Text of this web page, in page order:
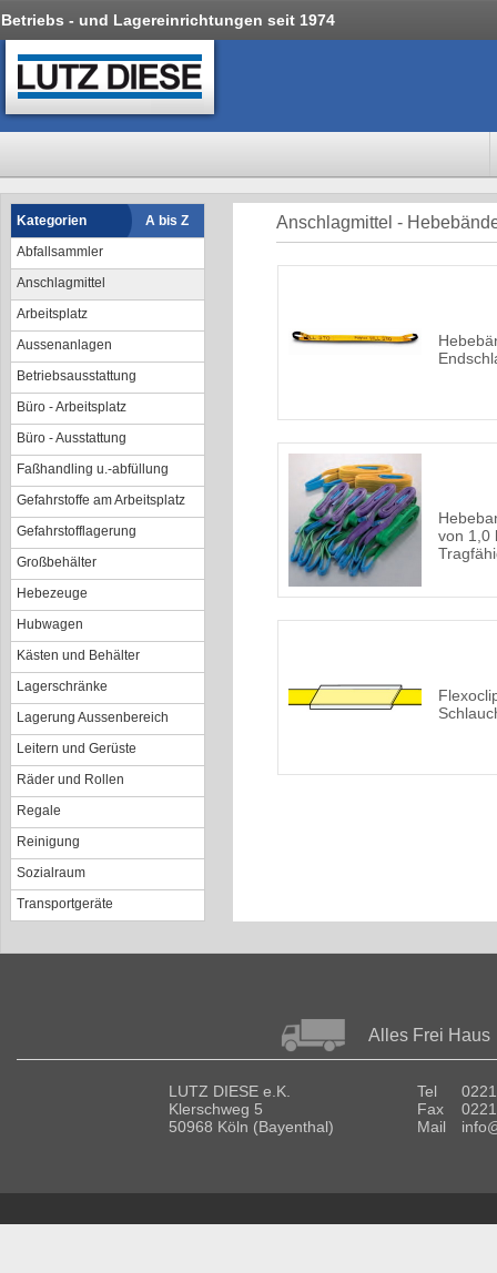
Betriebs - und Lagereinrichtungen seit 1974
Kategorien
A bis Z
Abfallsammler
Anschlagmittel
Arbeitsplatz
Aussenanlagen
Betriebsausstattung
Büro - Arbeitsplatz
Büro - Ausstattung
Faßhandling u.-abfüllung
Gefahrstoffe am Arbeitsplatz
Gefahrstofflagerung
Großbehälter
Hebezeuge
Hubwagen
Kästen und Behälter
Lagerschränke
Lagerung Aussenbereich
Leitern und Gerüste
Räder und Rollen
Regale
Reinigung
Sozialraum
Transportgeräte
Anschlagmittel -
von 1,0
Alles Frei Haus
LUTZ DIESE e.K.
Klerschweg 5
50968 Köln (Bayenthal)
Tel
Fax
Mail